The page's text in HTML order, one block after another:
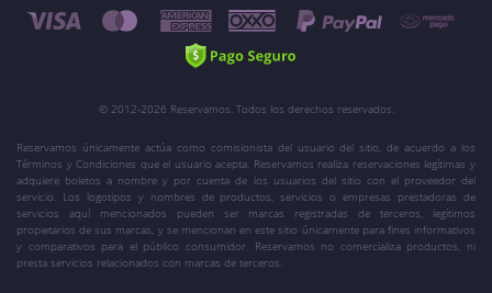
© 2012-2026 Reservamos. Todos los derechos reservados.
Reservamos únicamente actúa como comisionista del usuario del sitio, de acuerdo a los
Términos y Condiciones que el usuario acepta. Reservamos realiza reservaciones legítimas y
adquiere boletos a nombre y por cuenta de los usuarios del sitio con el proveedor del
servicio. Los logotipos y nombres de productos, servicios o empresas prestadoras de
servicios aquí mencionados pueden ser marcas registradas de terceros, legítimos
propietarios de sus marcas, y se mencionan en este sitio únicamente para fines informativos
y comparativos para el público consumidor. Reservamos no comercializa productos, ni
presta servicios relacionados con marcas de terceros.